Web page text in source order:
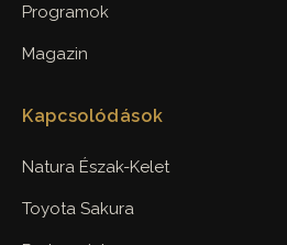
Programok
Magazin
Kapcsolódások
Natura Észak-Kelet
Toyota Sakura